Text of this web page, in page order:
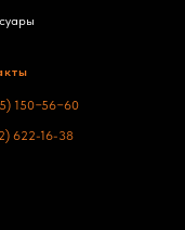
150−56−60
622-16-38